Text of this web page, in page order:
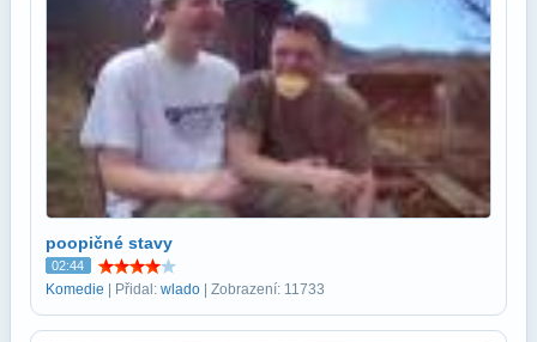
poopičné stavy
02:44
Komedie | Přidal: wlado | Zobrazení: 11733